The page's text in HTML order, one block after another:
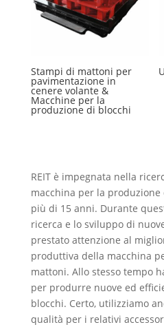
Stampi di mattoni per
pavimentazione in
cenere volante &
Macchine per la
produzione di blocchi
REIT è impegnata nella
macchina per la
più di 15 anni. Durante
ricerca e lo sviluppo di
prestato attenzione al
produttiva della macchina
mattoni. Allo stesso tempo
per produrre nuove ed
blocchi. Certo, utilizziamo
qualità per i relativi